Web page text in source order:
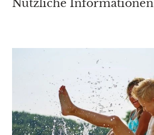
Nützliche Informationen